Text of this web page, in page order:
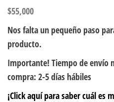
$55,000
Nos falta un pequeño paso
producto.
Importante! Tiempo de envío
compra: 2-5 días hábiles
¡Click aquí para saber cuál es